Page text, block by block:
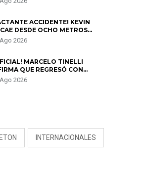
ACCIDENTE! KEVIN
DESDE OCHO METROS
ES GUERRA” Y GENERA
2026
MARCELO TINELLI
QUE REGRESÓ CON
FIGUEROA: “EL AMOR
MÁS”
2026
INTERNACIONALES